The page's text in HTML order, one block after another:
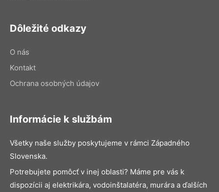
Dôležité odkazy
O nás
Kontakt
Ochrana osobných údajov
Informácie k službám
Všetky naše služby poskytujeme v rámci Západného
Slovenska.
Potrebujete pomôcť v inej oblasti? Máme pre vás k
dispozícii aj elektrikára, vodoinštalatéra, murára a ďalších